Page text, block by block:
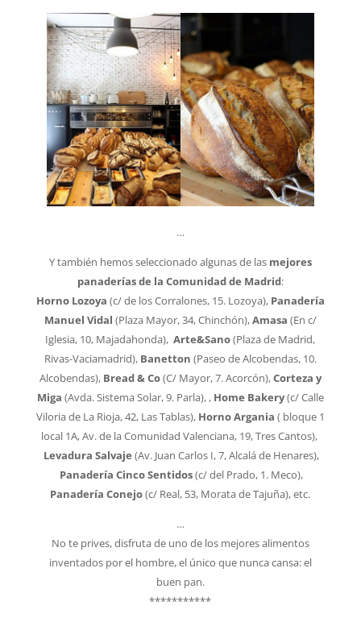
…
Y también hemos seleccionado algunas de las mejores
panaderías de la Comunidad de Madrid:
Horno Lozoya (c/ de los Corralones, 15. Lozoya),Panadería
Manuel Vidal (Plaza Mayor, 34, Chinchón),Amasa (En c/
Iglesia, 10, Majadahonda), Arte&Sano(Plaza de Madrid,
Rivas-Vaciamadrid), Banetton (Paseo de Alcobendas, 10.
Alcobendas), Bread & Co(C/ Mayor, 7. Acorcón),Corteza y
Miga (Avda. Sistema Solar, 9. Parla), ,Home Bakery(c/ Calle
Viloria de La Rioja, 42, Las Tablas),Horno Argania ( bloque 1
local 1A, Av. de la Comunidad Valenciana, 19, Tres Cantos),
Levadura Salvaje (Av. Juan Carlos I, 7, Alcalá de Henares),
Panadería Cinco Sentidos(c/ del Prado, 1. Meco),
Panadería Conejo(c/ Real, 53, Morata de Tajuña), etc.
…
No te prives, disfruta de uno de los mejores alimentos
inventados por el hombre, el único que nunca cansa: el
buen pan.
***********